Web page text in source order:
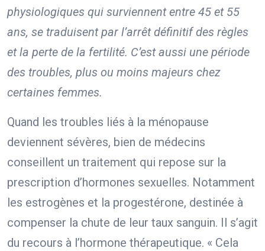
physiologiques qui surviennent entre 45 et 55
ans, se traduisent par l’arrêt définitif des règles
et la perte de la fertilité. C’est aussi une période
des troubles, plus ou moins majeurs chez
certaines femmes.
Quand les troubles liés à la ménopause
deviennent sévères, bien de médecins
conseillent un traitement qui repose sur la
prescription d’hormones sexuelles. Notamment
les estrogènes et la progestérone, destinée à
compenser la chute de leur taux sanguin. Il s’agit
du recours à l’hormone thérapeutique. « Cela